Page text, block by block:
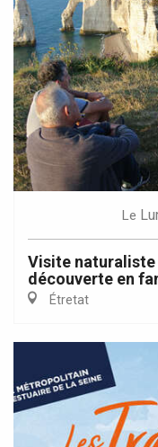
Le
Visite
découverte en
Étretat